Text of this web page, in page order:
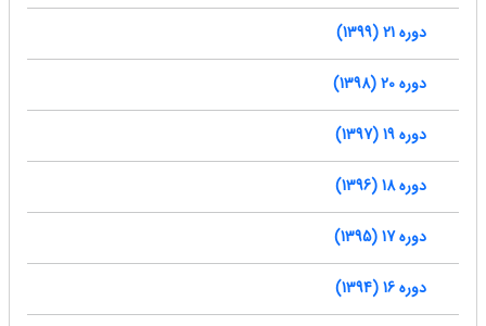
دوره 21 (1399)
دوره 20 (1398)
دوره 19 (1397)
دوره 18 (1396)
دوره 17 (1395)
دوره 16 (1394)